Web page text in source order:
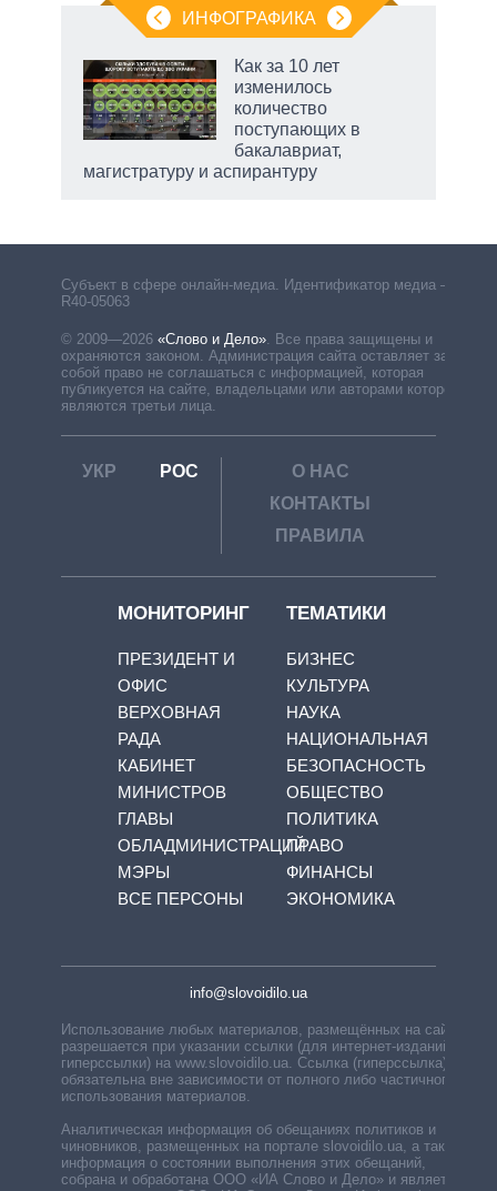
ИНФОГРАФИКА
Как за 10 лет
изменилось
количество
поступающих в
бакалавриат,
магистратуру и аспирантуру
Субъект в сфере онлайн-медиа. Идентификатор медиа –
R40-05063
© 2009—2026 «Слово и Дело». Все права защищены и
охраняются законом. Администрация сайта оставляет за
собой право не соглашаться с информацией, которая
публикуется на сайте, владельцами или авторами которой
являются третьи лица.
УКР РОС
О НАС
КОНТАКТЫ
ПРАВИЛА
МОНИТОРИНГ
ПРЕЗИДЕНТ И
ОФИС
ВЕРХОВНАЯ
РАДА
КАБИНЕТ
МИНИСТРОВ
ГЛАВЫ
ОБЛАДМИНИСТРАЦИЙ
МЭРЫ
ВСЕ ПЕРСОНЫ
ТЕМАТИКИ
БИЗНЕС
КУЛЬТУРА
НАУКА
НАЦИОНАЛЬНАЯ
БЕЗОПАСНОСТЬ
ОБЩЕСТВО
ПОЛИТИКА
ПРАВО
ФИНАНСЫ
ЭКОНОМИКА
info@slovoidilo.ua
Использование любых материалов, размещённых на сайте,
разрешается при указании ссылки (для интернет-изданий —
гиперссылки) на www.slovoidilo.ua. Ссылка (гиперссылка)
обязательна вне зависимости от полного либо частичного
использования материалов.
Аналитическая информация об обещаниях политиков и
чиновников, размещенных на портале slovoidilo.ua, а также
информация о состоянии выполнения этих обещаний,
собрана и обработана ООО «ИА Слово и Дело» и является